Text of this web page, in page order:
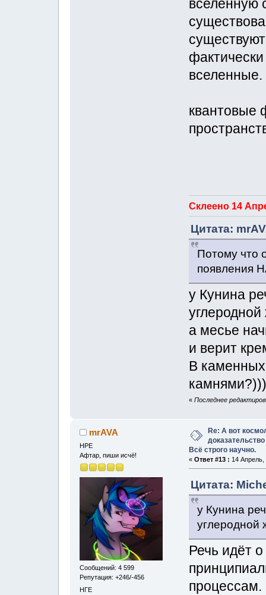
вселенную
квантовые
Склеено 14
Цитата:
Потому что
появления
у Кунина
а месье
и верит
В каменных
камнями?)))
« Последнее
mrAVA
НРЕ
Афтар, пиши исчё!
Сообщений: 4 599
Репутация: +246/-456
НГЕ
Re: А вот
Всё строго научно.
« Ответ #13 : 14 Апрель,
Цитата:
у Кунина
углеродной
Речь идёт
процессам.